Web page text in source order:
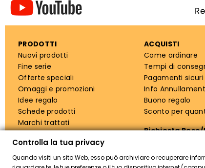
PRODOTTI
Nuovi prodotti
Fine serie
Offerte speciali
Omaggi e promozioni
Idee regalo
Schede prodotti
Marchi trattati
ACQUISTI
Come ordinare
Tempi di
Pagamenti sicuri
Info
Buono regalo
Sconto per
Richiesta
Controlla la tua privacy
Quando visiti un sito Web, esso può archiviare o recuperare